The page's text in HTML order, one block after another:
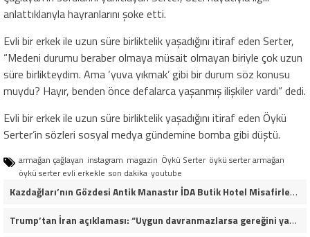
anlattıklarıyla hayranlarını şoke etti.
Evli bir erkek ile uzun süre birliktelik yaşadığını itiraf eden Serter,
“Medeni durumu beraber olmaya müsait olmayan biriyle çok uzun
süre birlikteydim. Ama ‘yuva yıkmak’ gibi bir durum söz konusu
muydu? Hayır, benden önce defalarca yaşanmış ilişkiler vardı” dedi.
Evli bir erkek ile uzun süre birliktelik yaşadığını itiraf eden Öykü
Serter’in sözleri sosyal medya gündemine bomba gibi düştü.
armağan çağlayan instagram magazin Öykü Serter öykü serter armağan
öykü serter evli erkekle son dakika youtube
Kazdağları’nın Gözdesi Antik Manastır İDA Butik Hotel Misafirlerinden Tam Not Alıyor
Trump’tan İran açıklaması: “Uygun davranmazlarsa gereğini yaparım”